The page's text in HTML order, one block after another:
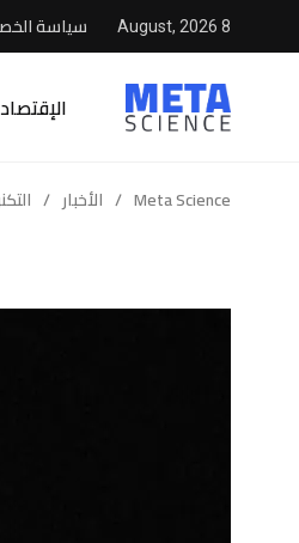
8 August, 2026 سياسة
الإقتصاد
Meta Science
/ الأخبار /